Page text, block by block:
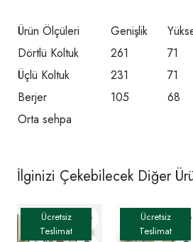
Ürün Ölçüleri Genişlik
Dörtlü Koltuk
261 71
Üçlü Koltuk
231 71
Berjer
105 68
Orta sehpa
İlginizi Çekebilecek Diğer